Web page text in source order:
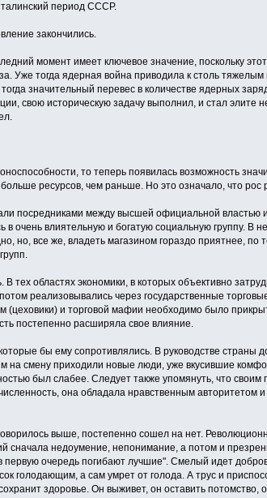
период СССР.
закончились.
момент имеет ключевое значение, поскольку
Уже тогда ядерная война приводила к столь
значительный перевес в количестве ядерных
свою историческую задачу выполнил, и стал элите
то теперь появилась возможность
ресурсов, чем раньше. Но это означало, что рос
посредниками между высшей официальной
очень влиятельную и богатую социальную группу. В
но, все же, владеть магазином гораздо приятнее,
тех областях экономики, в которых объективно
реализовывались через государственные
и торговой мафии необходимо было
постепенно расширяла свое влияние.
бы ему сопротивлялись. В руководстве страны
на смену приходили новые люди, уже вкусившие
был слабее. Следует также упомянуть, что
она обладала нравственным авторитетом
выше, постепенно сошел на нет.
сначала недоумение, непонимание, а потом и
очередь погибают лучшие". Смелый идет
голодающим, а сам умрет от голода. А трус и
здоровье. Он выживет, он оставить потомство,